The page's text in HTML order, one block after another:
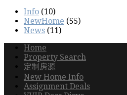
Info (10)
NewHome (55)
News (11)
Home
Property Search
定制房源
New Home Info
Assignment Deals